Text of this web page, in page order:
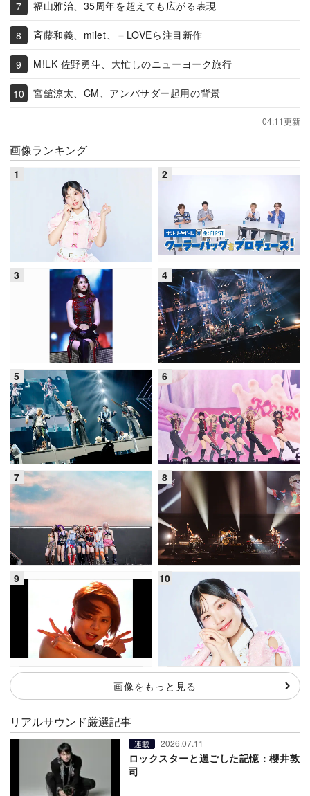
福山雅治、35周年を超えても広がる表現
斉藤和義、milet、＝LOVEら注目新作
M!LK 佐野勇斗、大忙しのニューヨーク旅行
宮舘涼太、CM、アンバサダー起用の背景
04:11更新
画像ランキング
画像をもっと見る
リアルサウンド厳選記事
連載 2026.07.11
ロックスターと過ごした記憶：櫻井敦
司